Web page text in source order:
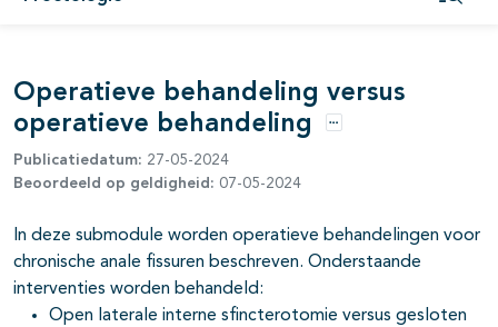
open- en dichtklappen
open- en dichtklappen
open- en dichtklappen
open- en dichtklappen
open- en dichtklappen
Operatieve behandeling versus
operatieve behandeling
Opties
Publicatiedatum: 27-05-2024
Beoordeeld op geldigheid: 07-05-2024
In deze submodule worden operatieve behandelingen voor
chronische anale fissuren beschreven. Onderstaande
interventies worden behandeld:
Open laterale interne sfincterotomie versus gesloten